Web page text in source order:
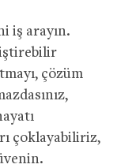
iş arayın.
çözüm
çoklayabiliriz,